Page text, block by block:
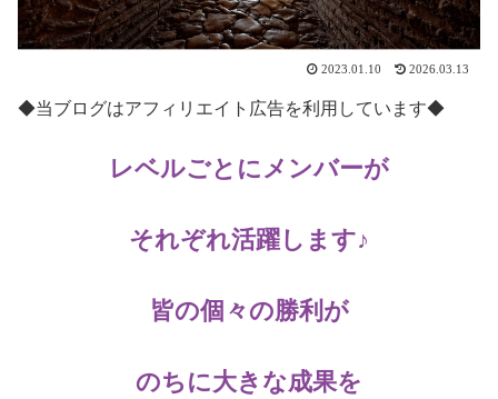
2023.01.10 2026.03.13
◆当ブログはアフィリエイト広告を利用しています◆
レベルごとにメンバーが
それぞれ活躍します♪
皆の個々の勝利が
のちに大きな成果を